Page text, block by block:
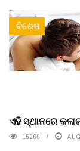
ବିଶେଷ
ଏହି ସ୍ଥାନରେ
15269